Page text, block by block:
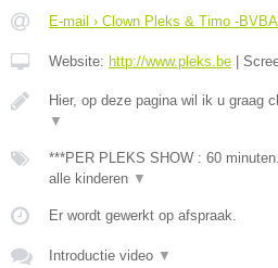
E-mail › Clown Pleks & Timo -
Website: http://www.pleks.be |
Hier, op deze pagina wil ik u graag
▼
***PER PLEKS SHOW : 60
alle kinderen ▼
Er wordt gewerkt op afspraak.
Introductie video ▼